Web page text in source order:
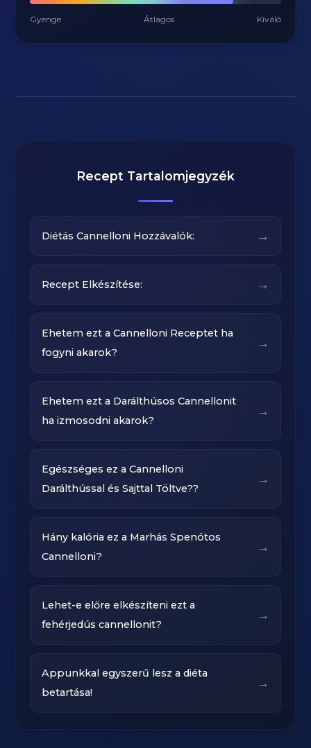
Gyenge Átlagos Kiváló
Recept Tartalomjegyzék
Diétás Cannelloni Hozzávalók: →
Recept Elkészítése: →
Ehetem ezt a Cannelloni Receptet ha
fogyni akarok?
→
Ehetem ezt a Darálthúsos Cannellonit
ha izmosodni akarok?
→
Egészséges ez a Cannelloni
Darálthússal és Sajttal Töltve??
→
Hány kalória ez a Marhás Spenótos
Cannelloni?
→
Lehet-e előre elkészíteni ezt a
fehérjedús cannellonit?
→
Appunkkal egyszerű lesz a diéta
betartása!
→